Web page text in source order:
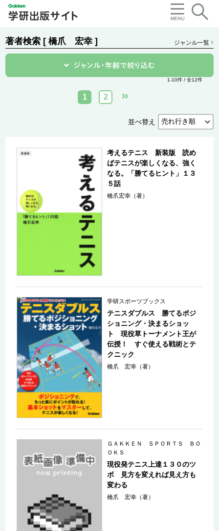
著者検索 [ 橋爪 宏幸 ] ジャンル一覧
1-10件 / 全12件
1 2
並べ替え
考えるテニス 新装版 読め
ばテニスが楽しくなる、強く
なる。「勝てるヒント」１３
５話
橋爪宏幸（著）
学研スポーツブックス
テニスダブルス 勝てるポジ
ショニング・決まるショッ
ト 現役草トーナメント王が
伝授！ すぐ使える戦術とテ
クニック
橋爪 宏幸（著）
ＧＡＫＫＥＮ ＳＰＯＲＴＳ ＢＯ
ＯＫＳ
現役発テニス上達１３０のツ
ボ 見方を変えれば見え方も
変わる
橋爪 宏幸（著）